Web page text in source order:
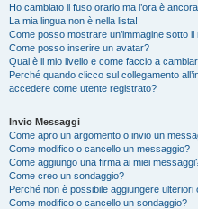
Ho cambiato il fuso orario ma l’ora è
La mia lingua non è nella lista!
Come posso mostrare un’immagine sotto il
Come posso inserire un avatar?
Qual è il mio livello e come faccio a
Perché quando clicco sul collegamento
accedere come utente registrato?
Invio Messaggi
Come apro un argomento o invio un
Come modifico o cancello un messaggio?
Come aggiungo una firma ai miei
Come creo un sondaggio?
Perché non è possibile aggiungere ulteriori
Come modifico o cancello un sondaggio?